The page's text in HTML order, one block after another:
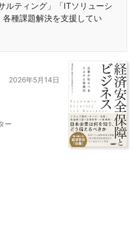
ルティング」「ITソリューシ
種課題解決を支援してい
2026年5月14日
ー